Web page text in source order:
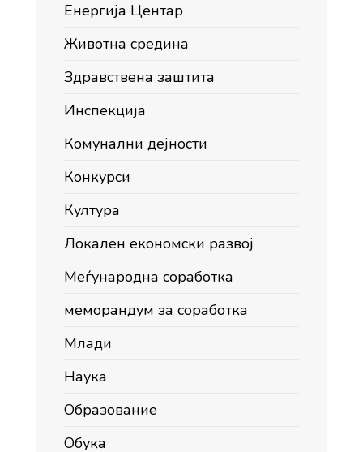
Енергија Центар
Животна средина
Здравствена заштита
Инспекција
Комунални дејности
Конкурси
Култура
Локален економски развој
Меѓународна соработка
меморандум за соработка
Млади
Наука
Образование
Обука